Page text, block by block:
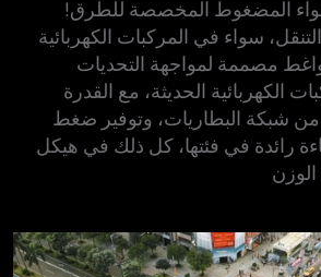
المضغوط المخصصة للطرق!
سواء في المركبات الكهربائية
مصممة لمواجهة التحديات
الكهربائية الحديثة، مع القدرة
شبكة البطاريات، وتوفير ضغط
رائدة في فئتها، كل ذلك في هيكل